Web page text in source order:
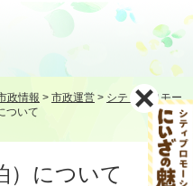
政情報 > 市政運営 > シティプロモー
ついて
）について